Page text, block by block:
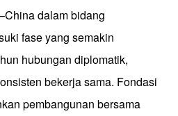
dalam bidang
fase yang semakin
hubungan diplomatik,
bekerja sama. Fondasi
pembangunan bersama